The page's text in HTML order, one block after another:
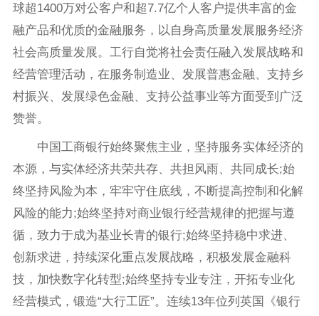
球超1400万对公客户和超7.7亿个人客户提供丰富的金
融产品和优质的金融服务，以自身高质量发展服务经济
社会高质量发展。工行自觉将社会责任融入发展战略和
经营管理活动，在服务制造业、发展普惠金融、支持乡
村振兴、发展绿色金融、支持公益事业等方面受到广泛
赞誉。
中国工商银行始终聚焦主业，坚持服务实体经济的
本源，与实体经济共荣共存、共担风雨、共同成长;始
终坚持风险为本，牢牢守住底线，不断提高控制和化解
风险的能力;始终坚持对商业银行经营规律的把握与遵
循，致力于成为基业长青的银行;始终坚持稳中求进、
创新求进，持续深化重点发展战略，积极发展金融科
技，加快数字化转型;始终坚持专业专注，开拓专业化
经营模式，锻造“大行工匠”。连续13年位列英国《银行